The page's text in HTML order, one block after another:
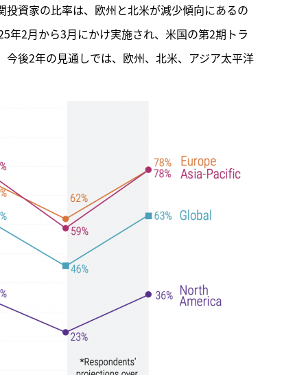
資家の比率は、欧州と北米が減少傾向にあるの
年2月から3月にかけ実施され、米国の第2期トラ
後2年の見通しでは、欧州、北米、アジア太平洋